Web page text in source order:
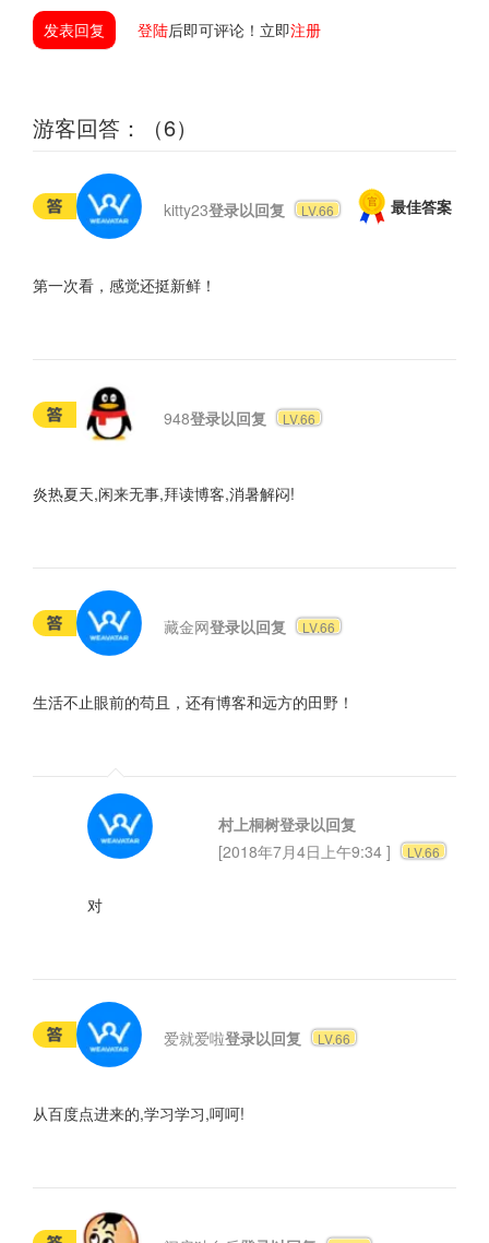
发表回复 登陆后即可评论！立即注册
游客回答：（6）
kitty23登录以回复 LV.66
第一次看，感觉还挺新鲜！
948登录以回复 LV.66
炎热夏天,闲来无事,拜读博客,消暑解闷!
藏金网登录以回复 LV.66
生活不止眼前的苟且，还有博客和远方的田野！
村上桐树登录以回复
[2018年7月4日上午9:34 ]
LV.66
对
爱就爱啦登录以回复 LV.66
从百度点进来的,学习学习,呵呵!